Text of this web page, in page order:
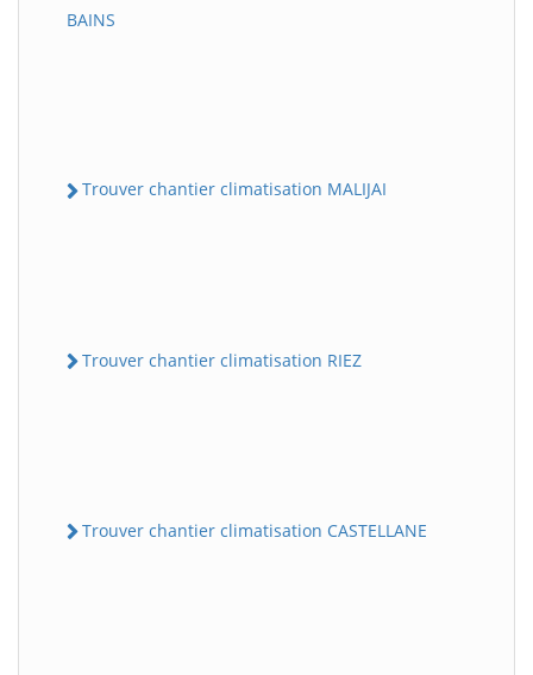
BAINS
Trouver chantier climatisation MALIJAI
Trouver chantier climatisation RIEZ
Trouver chantier climatisation CASTELLANE